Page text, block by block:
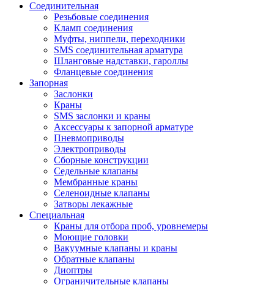
Соединительная
Резьбовые соединения
Кламп соединения
Муфты, ниппели, переходники
SMS соединительная арматура
Шланговые надставки, гароллы
Фланцевые соединения
Запорная
Заслонки
Краны
SMS заслонки и краны
Аксессуары к запорной арматуре
Пневмоприводы
Электроприводы
Сборные конструкции
Седельные клапаны
Мембранные краны
Селеноидные клапаны
Затворы лекажные
Специальная
Краны для отбора проб, уровнемеры
Моющие головки
Вакуумные клапаны и краны
Обратные клапаны
Диоптры
Ограничительные клапаны